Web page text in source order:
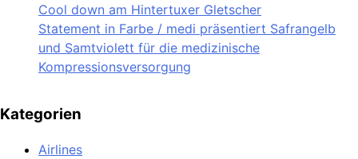
Cool down am Hintertuxer Gletscher
Statement in Farbe / medi präsentiert Safrangelb
und Samtviolett für die medizinische
Kompressionsversorgung
Kategorien
Airlines